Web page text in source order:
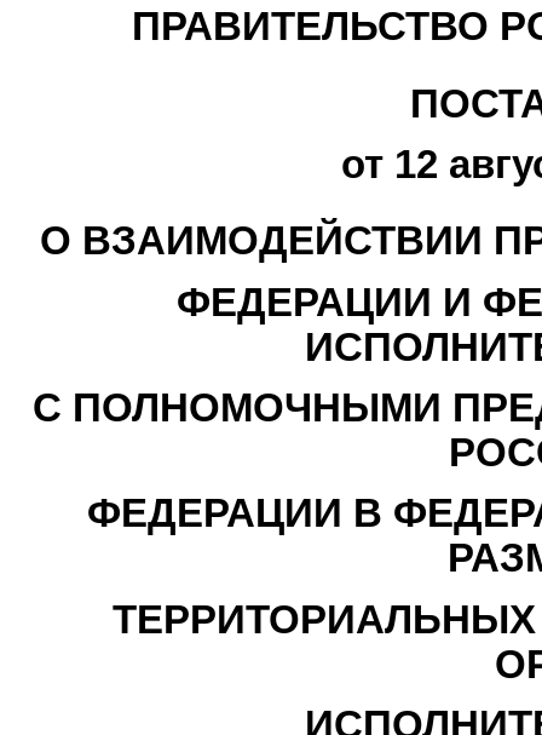
ПРАВИТЕЛЬСТВО
от 12
О ВЗАИМОДЕЙСТВИИ
ФЕДЕРАЦИИ И
С ПОЛНОМОЧНЫМИ
ФЕДЕРАЦИИ В